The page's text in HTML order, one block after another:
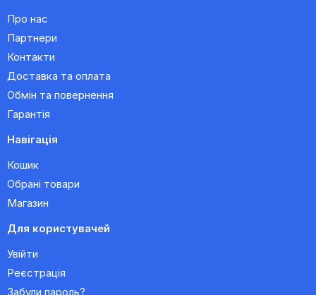
Про нас
Партнери
Контакти
Доставка та оплата
Обмін та повернення
Гарантія
Навігація
Кошик
Обрані товари
Магазин
Для користувачей
Увійти
Реєстрація
Забули пароль?